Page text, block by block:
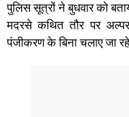
पुलिस सूत्रों ने बुधवार को
मदरसे कथित तौर पर
पंजीकरण के बिना चलाए जा